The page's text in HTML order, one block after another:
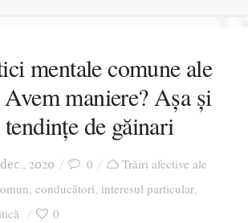
Stari afective
Zice Dunia
Călătorii
Cursuri povestite
Ziua culorii
mentale comune ale
maniere? Așa și
de găinari
2020 0
Trăiri afective ale
, conducători, interesul particular,
0